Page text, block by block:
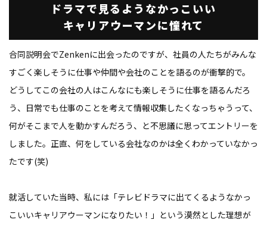
ドラマで見るようなかっこいい
キャリアウーマンに憧れて
合同説明会でZenkenに出会ったのですが、社員の人たちがみんな
すごく楽しそうに仕事や仲間や会社のことを語るのが衝撃的で。
どうしてこの会社の人はこんなにも楽しそうに仕事を語るんだろ
う、日常でも仕事のことを考えて情報収集したくなっちゃうって、
何がそこまで人を動かすんだろう、と不思議に思ってエントリーを
しました。正直、何をしている会社なのかは全くわかっていなかっ
たです(笑)
就活していた当時、私には「テレビドラマに出てくるようなかっ
こいいキャリアウーマンになりたい！」という漠然とした理想が